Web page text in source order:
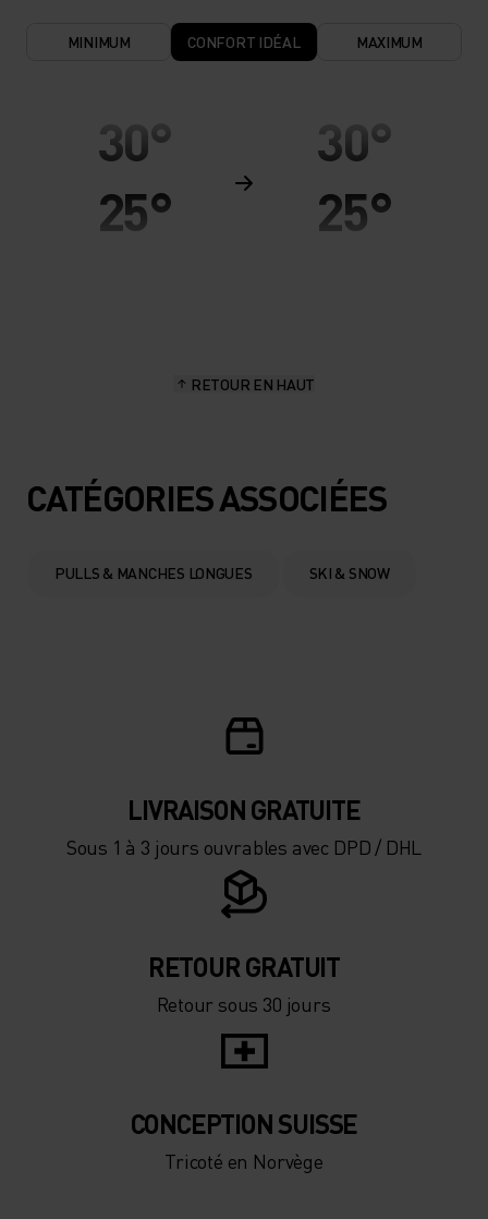
MINIMUM CONFORT IDÉAL MAXIMUM
30°
25°
5°
0°
-20°
-30°
30°
25°
5°
0°
-20°
-30°
RETOUR EN HAUT
CATÉGORIES ASSOCIÉES
PULLS & MANCHES LONGUES SKI & SNOW
LIVRAISON GRATUITE
Sous 1 à 3 jours ouvrables avec DPD / DHL
RETOUR GRATUIT
Retour sous 30 jours
CONCEPTION SUISSE
Tricoté en Norvège